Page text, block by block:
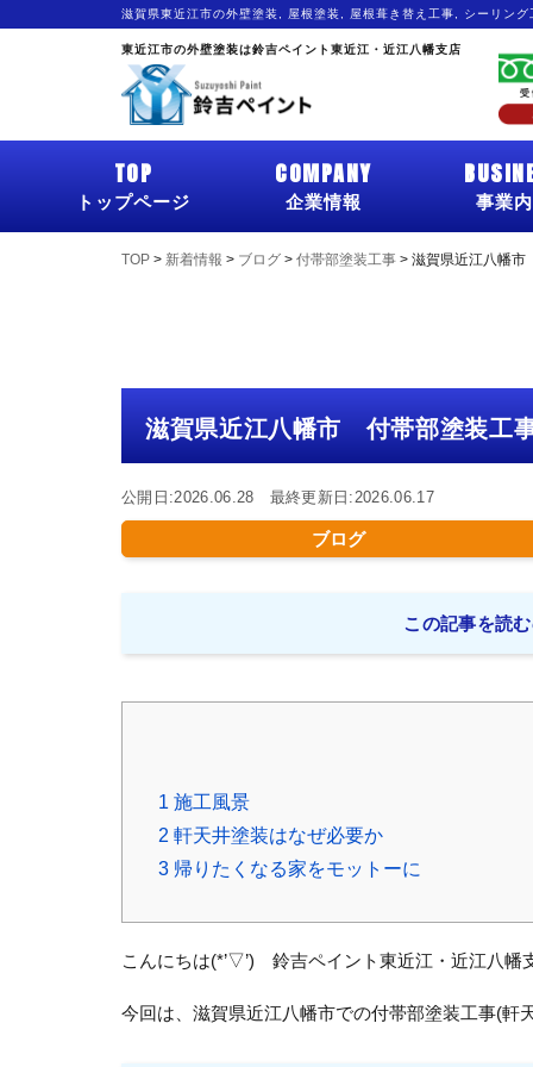
滋賀県東近江市の外壁塗装, 屋根塗装, 屋根葺き替え工事, シーリン
東近江市の外壁塗装は鈴吉ペイント東近江・近江八幡支店
TOP
トップページ
COMPANY
企業情報 事業
TOP > 新着情報 > ブログ > 付帯部塗装工事 > 滋賀県近江八幡
滋賀県近江八幡市 付帯部塗装工
公開日:2026.06.28 最終更新日:2026.06.17
ブログ
この記事を読
1 施工風景
2 軒天井塗装はなぜ必要か
3 帰りたくなる家をモットーに
こんにちは(*’▽’) 鈴吉ペイント東近江・近江八幡
今回は、滋賀県近江八幡市での付帯部塗装工事(軒